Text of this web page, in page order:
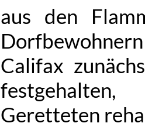
aus den
Califax
Geretteten